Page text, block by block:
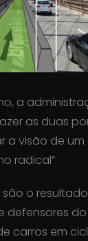
a
as duas
a visão de
radical”.
são o
defensores
carros em